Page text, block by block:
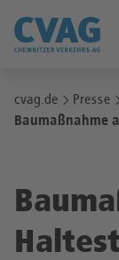
cvag.de
Presse
Baumaßnahme